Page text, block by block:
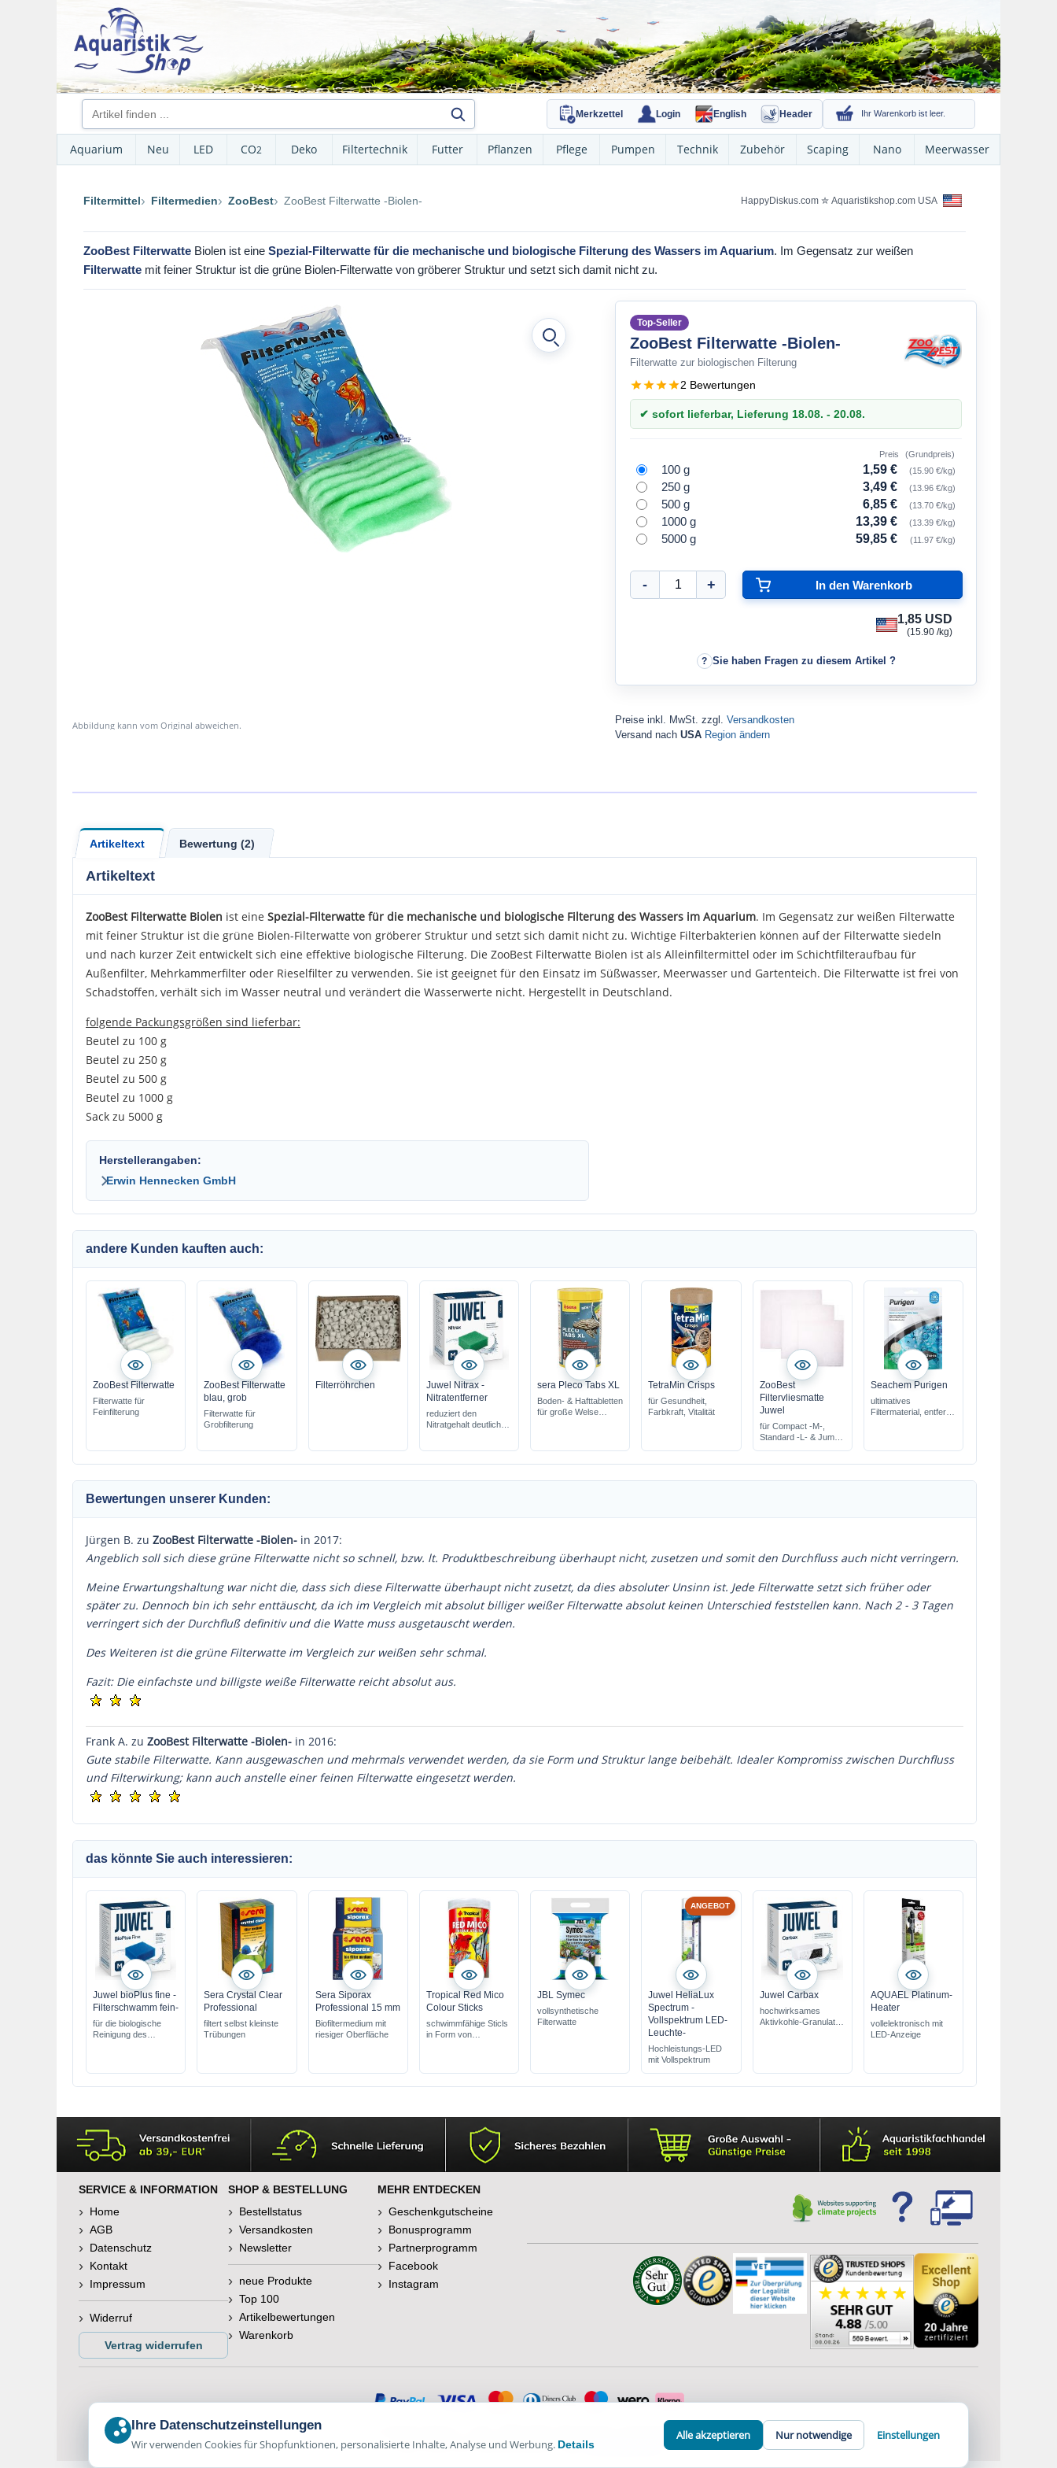
Merkzettel Login English Header Ihr Warenkorb ist leer.
Aquarium Neu LED CO2 Deko Filtertechnik Futter Pflanzen Pflege Pumpen Technik Zubehör Scaping Nano Meerwasser
Filtermittel Filtermedien ZooBest ZooBest Filterwatte -Biolen- HappyDiskus.com ✮ Aquaristikshop.com USA
ZooBest Filterwatte Biolen ist eine Spezial-Filterwatte für die mechanische und biologische Filterung des Wassers im Aquarium. Im Gegensatz zur weißen
Filterwatte mit feiner Struktur ist die grüne Biolen-Filterwatte von gröberer Struktur und setzt sich damit nicht zu.
Abbildung kann vom Original abweichen.
Top-Seller
ZooBest Filterwatte -Biolen-
Filterwatte zur biologischen Filterung
2 Bewertungen
✔ sofort lieferbar, Lieferung 18.08. - 20.08.
Preis (Grundpreis)
100 g 1,59 € (15.90 €/kg)
250 g 3,49 € (13.96 €/kg)
500 g 6,85 € (13.70 €/kg)
1000 g 13,39 € (13.39 €/kg)
5000 g 59,85 € (11.97 €/kg)
1,85 USD
(15.90 /kg)
Sie haben Fragen zu diesem Artikel ?
Preise inkl. MwSt. zzgl. Versandkosten
Versand nach USA Region ändern
Artikeltext Bewertung (2)
Artikeltext
ZooBest Filterwatte Biolen ist eine Spezial-Filterwatte für die mechanische und biologische Filterung des Wassers im Aquarium. Im Gegensatz zur weißen Filterwatte
mit feiner Struktur ist die grüne Biolen-Filterwatte von gröberer Struktur und setzt sich damit nicht zu. Wichtige Filterbakterien können auf der Filterwatte siedeln
und nach kurzer Zeit entwickelt sich eine effektive biologische Filterung. Die ZooBest Filterwatte Biolen ist als Alleinfiltermittel oder im Schichtfilteraufbau für
Außenfilter, Mehrkammerfilter oder Rieselfilter zu verwenden. Sie ist geeignet für den Einsatz im Süßwasser, Meerwasser und Gartenteich. Die Filterwatte ist frei von
Schadstoffen, verhält sich im Wasser neutral und verändert die Wasserwerte nicht. Hergestellt in Deutschland.
folgende Packungsgrößen sind lieferbar:
Beutel zu 100 g
Beutel zu 250 g
Beutel zu 500 g
Beutel zu 1000 g
Sack zu 5000 g
Herstellerangaben:
Erwin Hennecken GmbH
andere Kunden kauften auch:
ZooBest Filterwatte
Filterwatte für
Feinfilterung
ZooBest Filterwatte
blau, grob
Filterwatte für
Grobfilterung
Filterröhrchen
Juwel Nitrax -
Nitratentferner
reduziert den
Nitratgehalt deutlich
sera Pleco Tabs XL
Boden- & Hafttabletten
für große Welse
TetraMin Crisps
für Gesundheit,
Farbkraft, Vitalität
ZooBest
Filtervliesmatte
Juwel
für Compact -M-,
Standard -L- & Jumbo
Seachem Purigen
ultimatives
Filtermaterial, entfernt
Bewertungen unserer Kunden:
Jürgen B. zu ZooBest Filterwatte -Biolen- in 2017:
Angeblich soll sich diese grüne Filterwatte nicht so schnell, bzw. lt. Produktbeschreibung überhaupt nicht, zusetzen und somit den Durchfluss auch nicht verringern.
Meine Erwartungshaltung war nicht die, dass sich diese Filterwatte überhaupt nicht zusetzt, da dies absoluter Unsinn ist. Jede Filterwatte setzt sich früher oder
später zu. Dennoch bin ich sehr enttäuscht, da ich im Vergleich mit absolut billiger weißer Filterwatte absolut keinen Unterschied feststellen kann. Nach 2 - 3 Tagen
verringert sich der Durchfluß definitiv und die Watte muss ausgetauscht werden.
Des Weiteren ist die grüne Filterwatte im Vergleich zur weißen sehr schmal.
Fazit: Die einfachste und billigste weiße Filterwatte reicht absolut aus.
Frank A. zu ZooBest Filterwatte -Biolen- in 2016:
Gute stabile Filterwatte. Kann ausgewaschen und mehrmals verwendet werden, da sie Form und Struktur lange beibehält. Idealer Kompromiss zwischen Durchfluss
und Filterwirkung; kann auch anstelle einer feinen Filterwatte eingesetzt werden.
das könnte Sie auch interessieren:
Juwel bioPlus fine -
Filterschwamm fein-
für die biologische
Reinigung des
Sera Crystal Clear
Professional
filtert selbst kleinste
Trübungen
Sera Siporax
Professional 15 mm
Biofiltermedium mit
riesiger Oberfläche
Tropical Red Mico
Colour Sticks
schwimmfähige Sticls
in Form von
JBL Symec
vollsynthetische
Filterwatte
ANGEBOT
Juwel HeliaLux
Spectrum -
Vollspektrum LED-
Leuchte-
Hochleistungs-LED
mit Vollspektrum
Juwel Carbax
hochwirksames
Aktivkohle-Granulat
usw.
AQUAEL Platinum-
Heater
vollelektronisch mit
LED-Anzeige
SERVICE & INFORMATION
Home
AGB
Datenschutz
Kontakt
Impressum
Widerruf
Vertrag widerrufen
SHOP & BESTELLUNG
Bestellstatus
Versandkosten
Newsletter
neue Produkte
Top 100
Artikelbewertungen
Warenkorb
MEHR ENTDECKEN
Geschenkgutscheine
Bonusprogramm
Partnerprogramm
Facebook
Instagram
© Happy Diskus - e.Kfr. 1998-2026. Alle Rechte vorbehalten.
*Alle Preise inkl. Mehrwertsteuer, zzgl.Versandkosten
Ihre Datenschutzeinstellungen
Wir verwenden Cookies für Shopfunktionen, personalisierte Inhalte, Analyse und Werbung. Details
Alle akzeptieren Nur notwendige Einstellungen